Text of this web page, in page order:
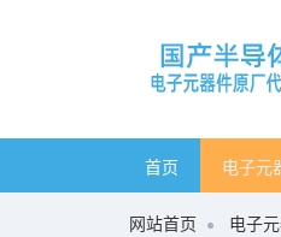
首页 电子元
网站首页 电子